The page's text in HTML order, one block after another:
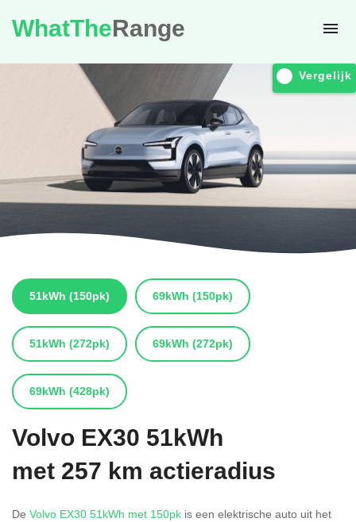
WhatTheRange
Vergelijk
51kWh (150pk) 69kWh (150pk)
51kWh (272pk) 69kWh (272pk)
69kWh (428pk)
Volvo EX30 51kWh
met 257 km actieradius
De Volvo EX30 51kWh met 150pk is een elektrische auto uit het